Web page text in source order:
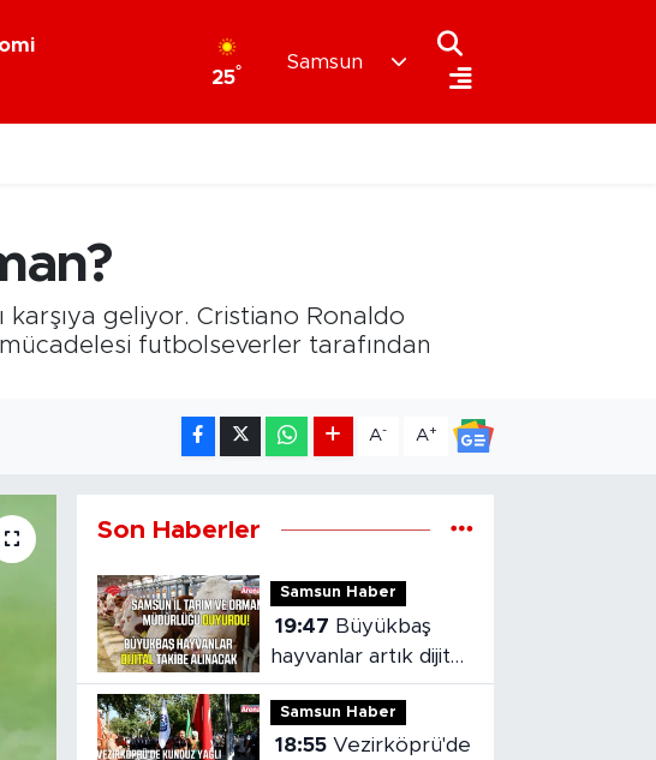
25°
Samsun
karşıya geliyor. Cristiano Ronaldo
futbolseverler tarafından
A- A+
Son Haberler
Samsun Haber
19:47
hayvanlar artık dijital
olarak takip
edilebilecek
Samsun Haber
18:55